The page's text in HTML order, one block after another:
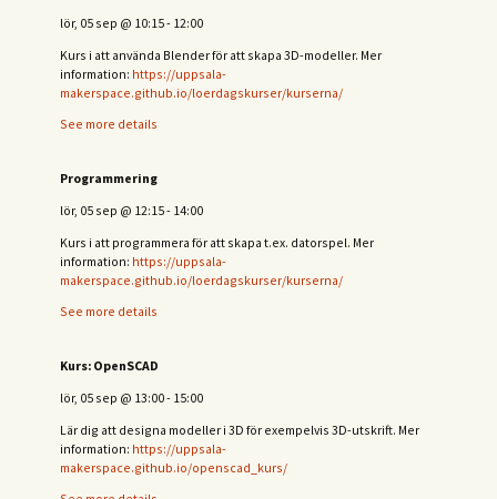
lör, 05 sep @ 10:15- 12:00
Kurs i att använda Blender för att skapa 3D-modeller. Mer
information: https://uppsala-
makerspace.github.io/loerdagskurser/kurserna/
See more details
Programmering
lör, 05 sep @ 12:15- 14:00
Kurs i att programmera för att skapa t.ex. datorspel. Mer
information: https://uppsala-
makerspace.github.io/loerdagskurser/kurserna/
See more details
Kurs: OpenSCAD
lör, 05 sep @ 13:00- 15:00
Lär dig att designa modeller i 3D för exempelvis 3D-utskrift. Mer
information: https://uppsala-
makerspace.github.io/openscad_kurs/